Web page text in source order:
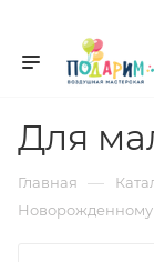
Для
Главная —
Новорожденному